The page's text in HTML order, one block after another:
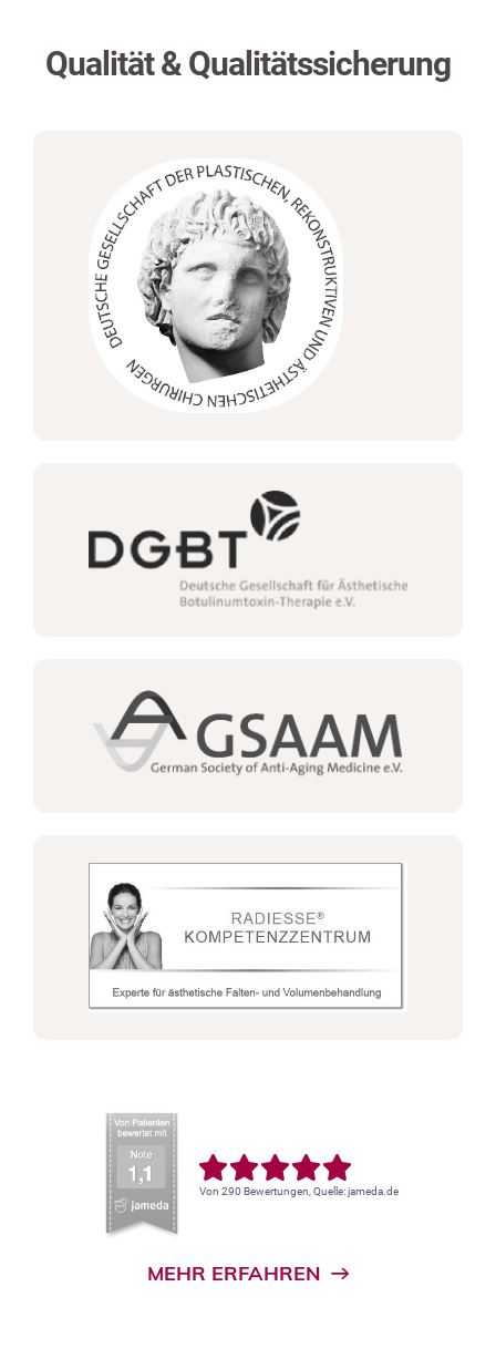
Qualität & Qualitätssicherung
Von 290 Bewertungen, Quelle: jameda.de
MEHR ERFAHREN